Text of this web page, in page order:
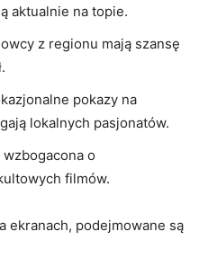
aktualnie na topie.
z regionu mają szansę
pokazy na
lokalnych pasjonatów.
o
filmów.
ekranach, podejmowane są